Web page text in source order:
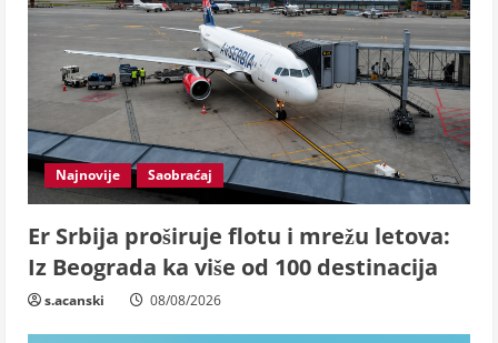
Najnovije Saobraćaj
Er Srbija proširuje flotu i mrežu letova:
Iz Beograda ka više od 100 destinacija
s.acanski 08/08/2026